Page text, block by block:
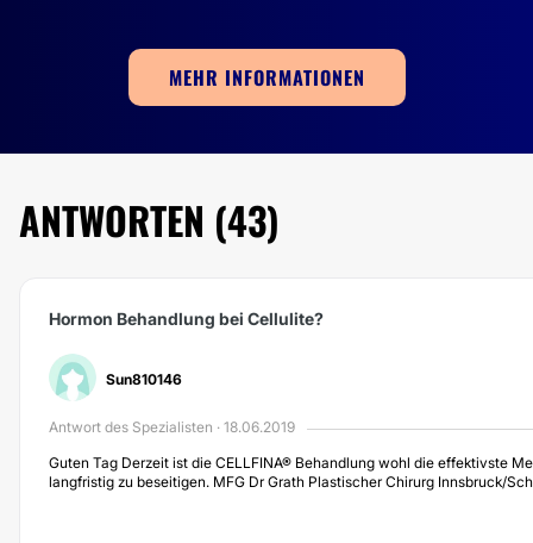
MEHR INFORMATIONEN
ANTWORTEN (43)
Hormon Behandlung bei Cellulite?
Sun810146
Antwort des Spezialisten · 18.06.2019
Guten Tag Derzeit ist die CELLFINA® Behandlung wohl die effektivste
langfristig zu beseitigen. MFG Dr Grath Plastischer Chirurg Innsbruck/